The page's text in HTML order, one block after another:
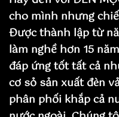
cho mình nhưng
Được thành lập từ
làm nghề hơn 15
đáp ứng tốt tất cả
cơ sỏ sản xuất đèn
phân phối khắp cả